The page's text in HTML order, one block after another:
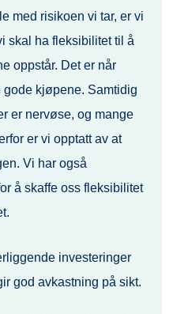
med risikoen vi tar, er vi
skal ha fleksibilitet til å
oppstår. Det er når
gode kjøpene. Samtidig
er nervøse, og mange
er vi opptatt av at
Vi har også
å skaffe oss fleksibilitet
investeringer
god avkastning på sikt.